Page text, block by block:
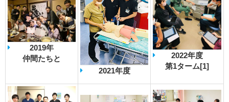
2019年
仲間たちと
2021年度
2022年度
第1ターム[1]